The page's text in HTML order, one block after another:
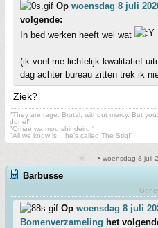
Op woensdag 8 juli
volgende:
In bed werken heeft wel wat
(ik voel me lichtelijk kwalitatief
dag achter bureau zitten trek ik
Ziek?
"They are rage. Brutal, without mercy. But
done!"
"Omae wa mou shindeiru."
"All we know is... he's called The Stig!"
• woensdag 8 juli
Barbusse
Op woensdag 8 juli
Bomenverzameling het